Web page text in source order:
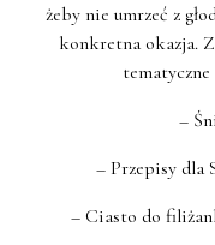
żeby nie umrzeć z
konkretna okazja.
–
– Przepisy dla
– Ciasto do